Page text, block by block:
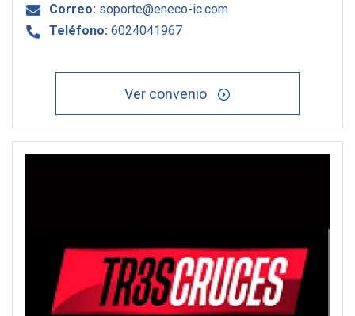
Correo: soporte@eneco-ic.com
Teléfono: 6024041967
Ver convenio